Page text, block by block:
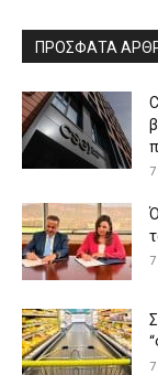
ΠΡΟΣΦΑΤΑ